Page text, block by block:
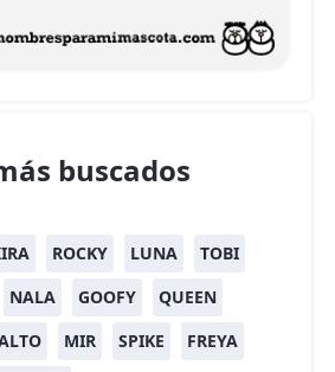
buscados
ROCKY LUNA
TOBI
NALA GOOFY
QUEEN
MIR SPIKE
FREYA